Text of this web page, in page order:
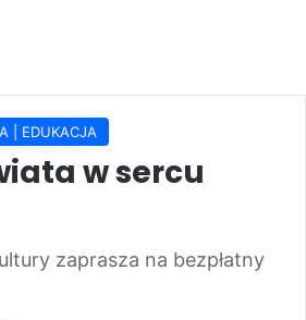
| EDUKACJA
w sercu
zaprasza na bezpłatny